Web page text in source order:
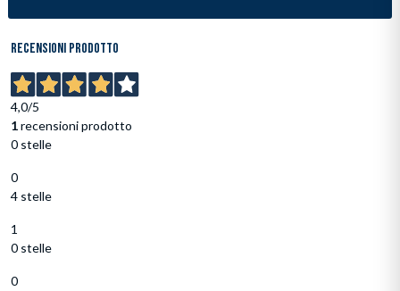
Recensioni prodotto
4,0/5
1recensioni prodotto
0 stelle
0
4 stelle
1
0 stelle
0